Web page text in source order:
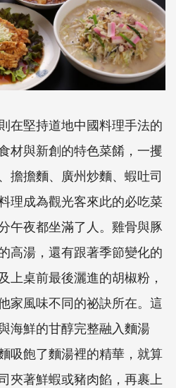
在堅持道地中國料理手法的
材與新創的特色菜餚，一攫
擔擔麵、廣州炒麵、蝦吐司
理成為觀光客來此的必吃菜
午夜都坐滿了人。雞骨與豚
高湯，還有跟著季節變化的
上桌前最後灑進的胡椒粉，
家風味不同的祕訣所在。這
海鮮的甘醇完整融入麵湯
吸飽了麵湯裡的精華，就算
夾著鮮蝦或豬肉餡，再裹上